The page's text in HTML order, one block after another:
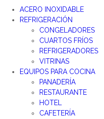
ACERO INOXIDABLE
REFRIGERACIÓN
CONGELADORES
CUARTOS FRÍOS
REFRIGERADORES
VITRINAS
EQUIPOS PARA COCINA
PANADERÍA
RESTAURANTE
HOTEL
CAFETERÍA